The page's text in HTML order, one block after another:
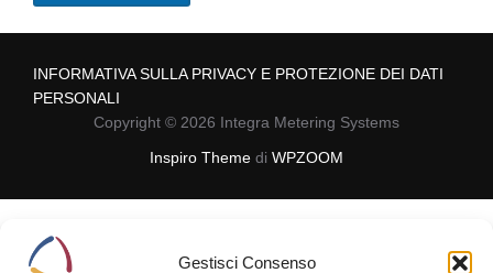
Gestisci Consenso
i
l
INFORMATIVA SULLA PRIVACY E PROTEZIONE DEI DATI
PERSONALI
Copyright © 2026 Integra Metering Systems
Inspiro Theme di WPZOOM